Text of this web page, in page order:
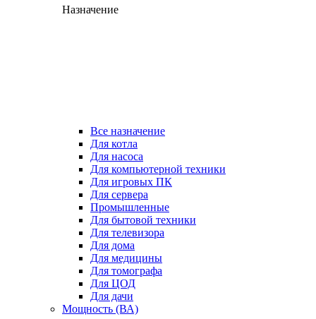
Назначение
Все назначение
Для котла
Для насоса
Для компьютерной техники
Для игровых ПК
Для сервера
Промышленные
Для бытовой техники
Для телевизора
Для дома
Для медицины
Для томографа
Для ЦОД
Для дачи
Мощность (ВА)